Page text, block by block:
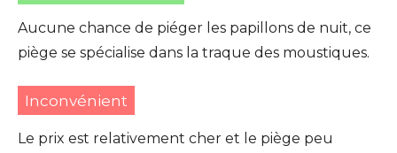
Aucune chance de piéger les papillons de nuit, ce
piège se spécialise dans la traque des moustiques.
Inconvénient
Le prix est relativement cher et le piège peu